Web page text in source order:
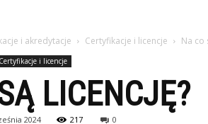
i akredytacje Certyfikacje i licencje Na co
Certyfikacje i licencje
LICENCJĘ?
2024 217 0